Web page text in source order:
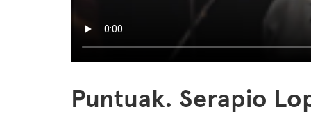
Puntuak. Serapio